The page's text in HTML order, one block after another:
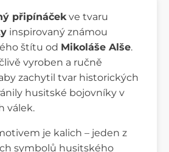
připínáčekve tvaru
inspirovaný známou
štítu od Mikoláše Alše.
vyroben a ručně
zachytil tvar historických
husitské bojovníky v
válek.
je kalich – jeden z
symbolů husitského